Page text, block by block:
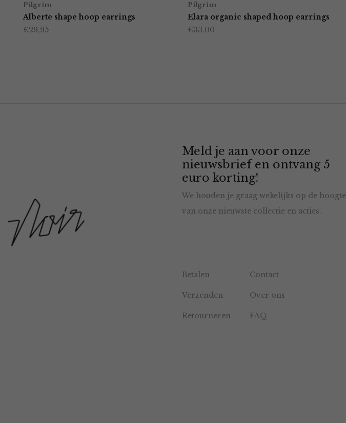
Pilgrim
Alberte shape hoop earrings
€29,95
Pilgrim
Elara organic shaped hoop earrings
€33,00
Meld je aan voor onze
nieuwsbrief en ontvang 5
euro korting!
We houden je graag wekelijks op de hoogte
van onze nieuwste collectie en acties.
Betalen Contact
Verzenden Over ons
Retourneren FAQ